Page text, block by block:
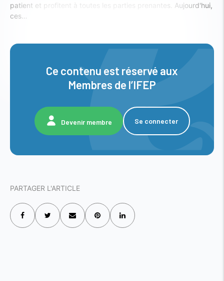
patient et profitent à toutes les parties prenantes. Aujourd'hui,
ces…
Ce contenu est réservé aux
Membres de l’IFEP
Devenir membre Se connecter
PARTAGER L'ARTICLE